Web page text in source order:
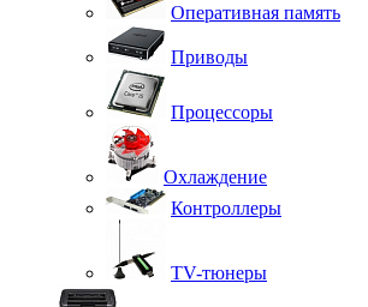
Оперативная память
Приводы
Процессоры
Охлаждение
Контроллеры
TV-тюнеры